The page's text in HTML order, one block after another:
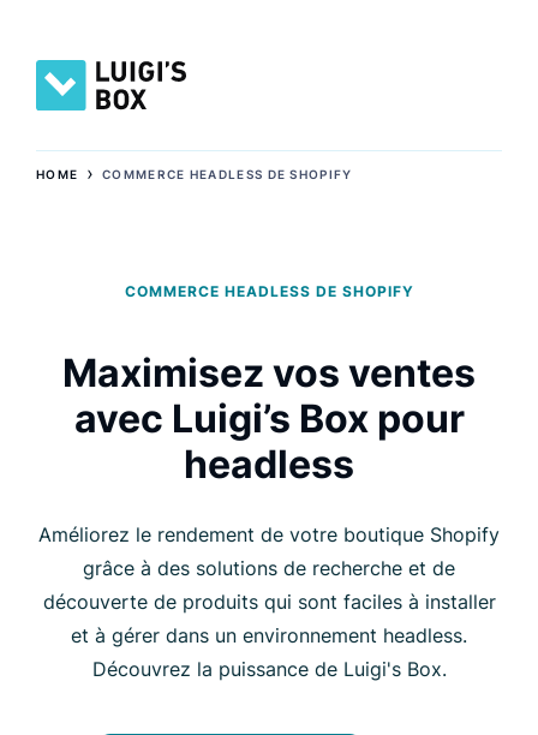
HOME ›COMMERCE HEADLESS DE SHOPIFY
COMMERCE HEADLESS DE SHOPIFY
Maximisez vos ventes
avec Luigi’s Box pour
headless
Améliorez le rendement de votre boutique Shopify
grâce à des solutions de recherche et de
découverte de produits qui sont faciles à installer
et à gérer dans un environnement headless.
Découvrez la puissance de Luigi's Box.